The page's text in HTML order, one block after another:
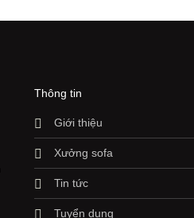
Thông tin
Giới thiệu
Xưởng sofa
Tin tức
Tuyển dụng